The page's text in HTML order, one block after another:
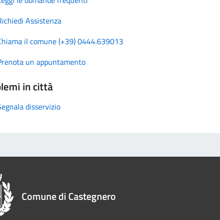
Assistenza
il comune (+39) 0444.639013
un appuntamento
in città
disservizio
Comune di Castegnero